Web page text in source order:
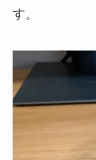
す。